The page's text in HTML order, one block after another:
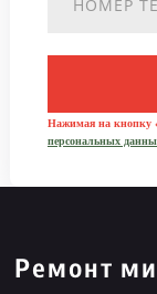
Нажимая на кнопку
персональных
Ремонт